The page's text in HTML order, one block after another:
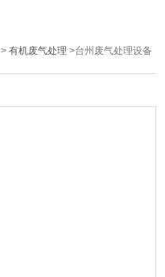
>有机废气处理 >台州废气处理设备